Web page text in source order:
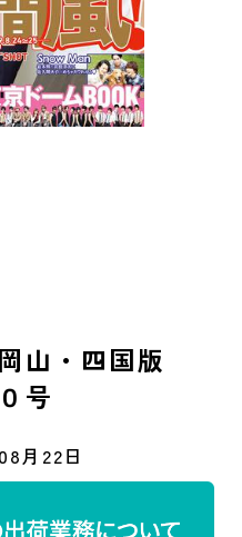
山・四国版
号
月22日